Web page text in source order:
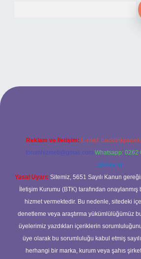
bahis
Reklam ve İletişim: E-mail:
forumhizmeti@gmail.com Whatsapp: 0262
@karabul
Yasal Uyarı: Sitemiz, 5651 Sayılı Kanun
İletişim Kurumu (BTK) tarafından onaylanmış
hizmet vermektedir. Bu nedenle, sitedeki
denetleme veya araştırma yükümlülüğümüz
üyelerimiz yazdıkları içeriklerin
üye olarak bu sorumluluğu kabul etmiş
herhangi bir marka, kurum veya şahıs